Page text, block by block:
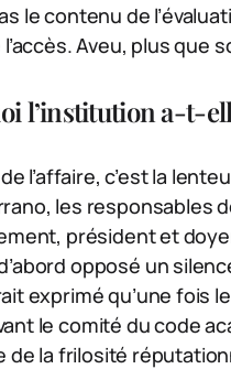
le contenu de
Aveu, plus que
l’institution a-t-
de l’affaire, c’est la
les responsables
président et
opposé un
exprimé qu’une fois
le comité du code
de la frilosité